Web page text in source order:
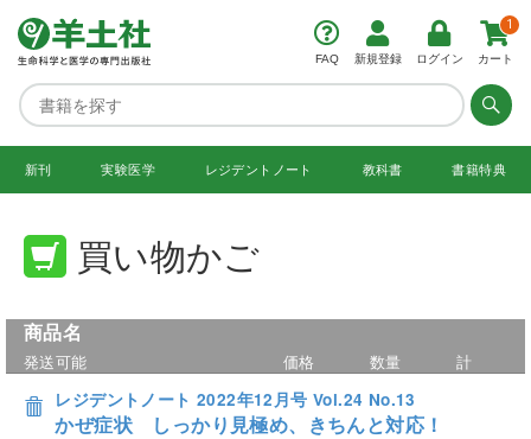
FAQ 新規登録 ログイン カート
1
新刊 実験医学 レジデント ノート 教科書 書籍特典
買い物かご
商品名
発送可能 価格 数量
計
レジデントノート 2022年12月号 Vol.24 No.13
かぜ症状 しっかり見極め、きちんと対応！